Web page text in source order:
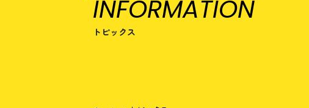
INFORMATION
トピックス